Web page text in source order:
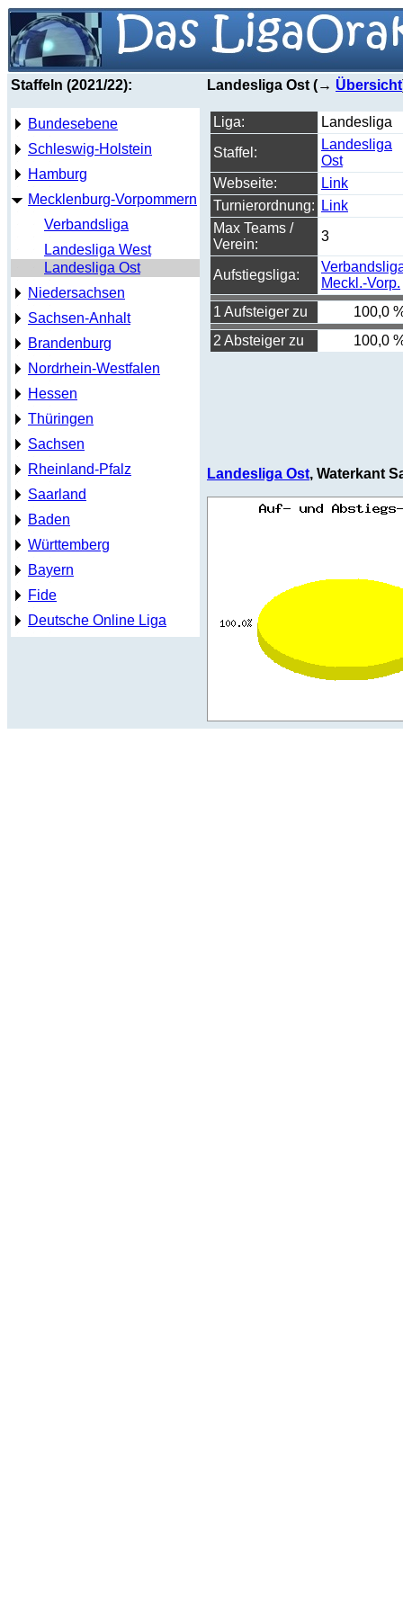
Staffeln (2021/22):
Bundesebene
Schleswig-Holstein
Hamburg
Mecklenburg-Vorpommern
Verbandsliga
Landesliga West
Landesliga Ost
Niedersachsen
Sachsen-Anhalt
Brandenburg
Nordrhein-Westfalen
Hessen
Thüringen
Sachsen
Rheinland-Pfalz
Saarland
Baden
Württemberg
Bayern
Fide
Deutsche Online Liga
Landesliga Ost (→ Übersicht
Liga:
Landesliga
Staffel:
Landesliga
Ost
Webseite:
Link
Turnierordnung:
Link
Max Teams /
Verein:
3
Aufstiegsliga:
Meckl.-Vorp.
1 Aufsteiger zu
100,0
2 Absteiger zu
100,0
Landesliga Ost, Waterkant